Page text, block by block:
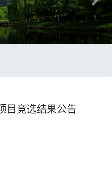
Next
目竞选结果公告